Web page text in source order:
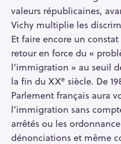
valeurs républicaines,
Vichy multiplie les
Et faire encore un
retour en force du «
l’immigration » au seuil
la fin du XXe siècle. De
Parlement français aura
l’immigration sans
arrêtés ou les
dénonciations et même
R
e